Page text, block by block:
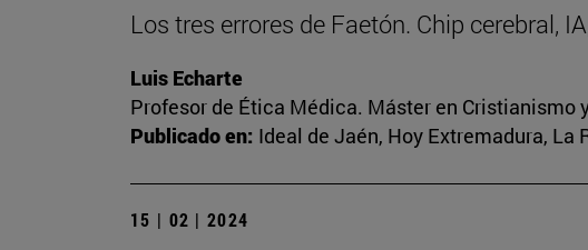
Los tres errores de Faetón. Chip cerebral,
Luis Echarte
Profesor de Ética Médica. Máster en Cristianismo
Publicado en: Ideal de Jaén, Hoy Extremadura, La
15 | 02 | 2024